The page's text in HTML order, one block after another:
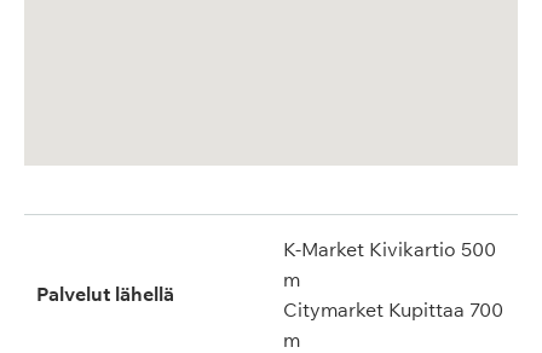
Palvelut lähellä
K-Market Kivikartio 500
m
Citymarket Kupittaa 700
m